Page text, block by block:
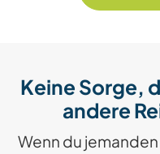
Keine Sorge,
andere
Wenn du